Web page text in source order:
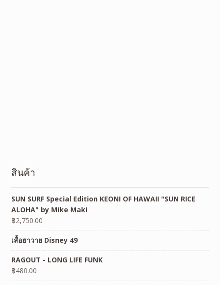
สินค้า
SUN SURF Special Edition KEONI OF HAWAII "SUN RICE
ALOHA" by Mike Maki
฿2,750.00
เสื้อฮาวาย Disney 49
RAGOUT - LONG LIFE FUNK
฿480.00